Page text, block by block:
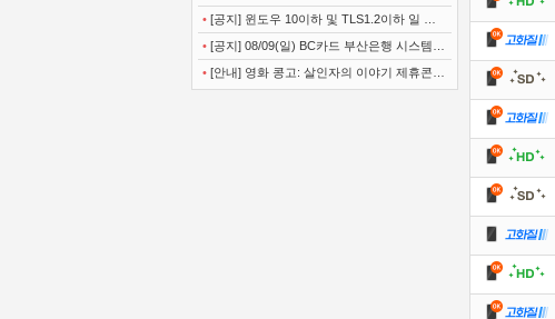
(Chrome)
• [공지] 윈도우 10이하 및 TLS1.2이하 일 경
우 사이트 이용불가 안내
• [공지] 08/09(일) BC카드 부산은행 시스템
정기점검 안내
• [안내] 영화 콩고: 살인자의 이야기 제휴콘텐